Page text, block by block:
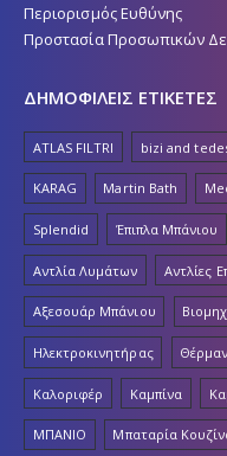
Περιορισμός Ευθύνης
Προστασία Προσωπικών
ΔΗΜΟΦΙΛΕΙΣ ΕΤΙΚΕΤΕΣ
ATLAS FILTRI bizi and
KARAG Martin Bath
Splendid Έπιπλα Μπάνιου
Αντλία Λυμάτων Αντλίες
Αξεσουάρ Μπάνιου
Ηλεκτροκινητήρας
Καλοριφέρ Καμπίνα
ΜΠΑΝΙΟ Μπαταρία